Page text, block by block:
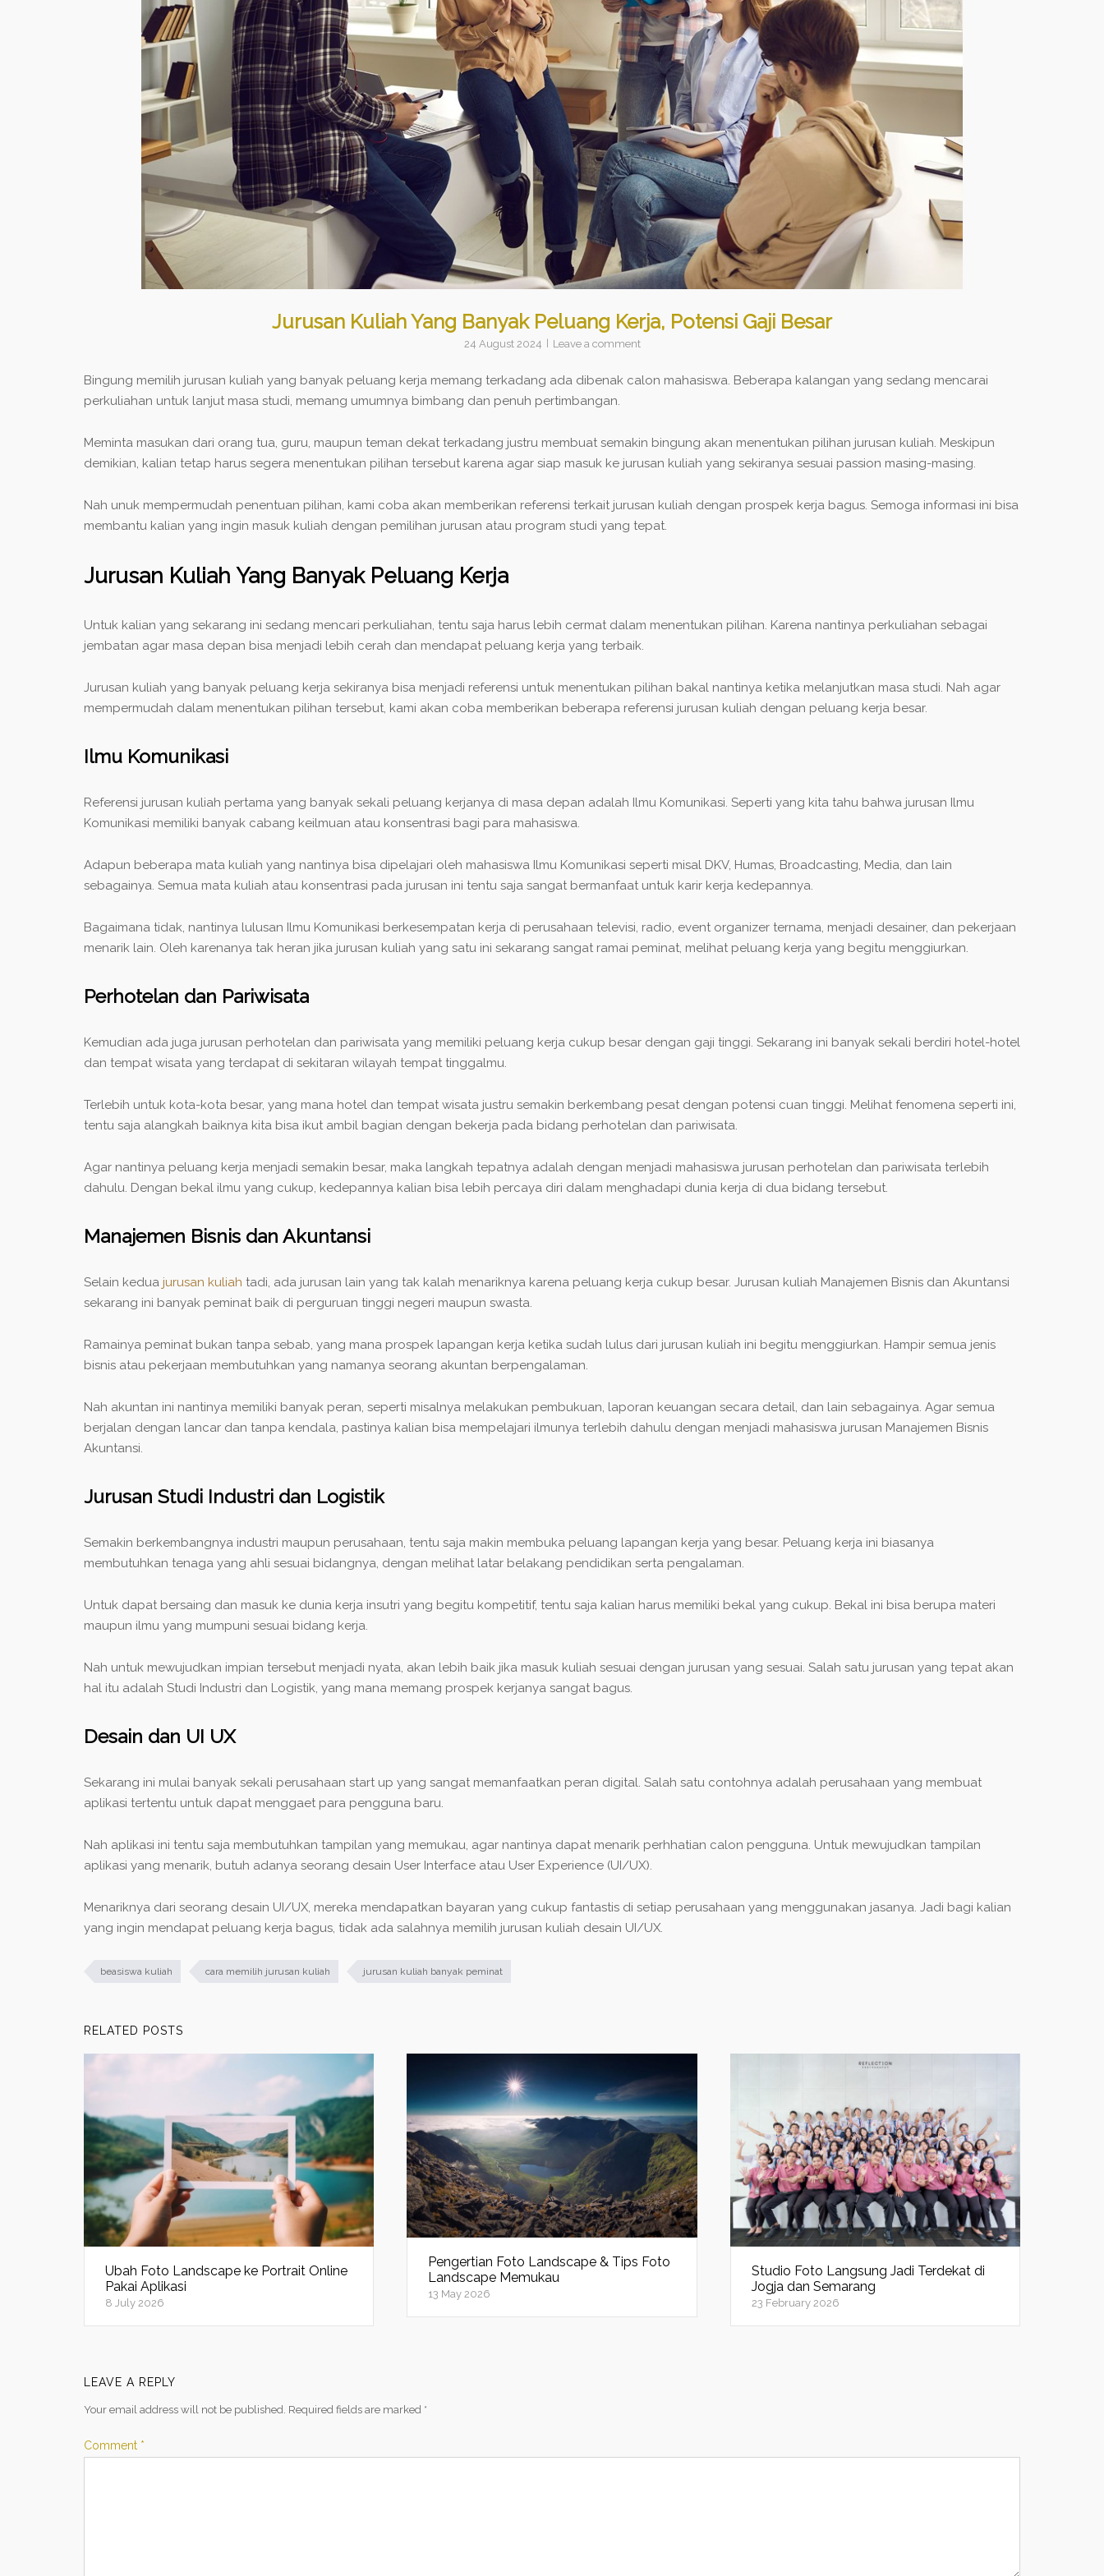
Jurusan Kuliah Yang Banyak Peluang Kerja, Potensi Gaji Besar
24 August 2024 Leave a comment
Bingung memilih jurusan kuliah yang banyak peluang kerja memang terkadang ada dibenak calon mahasiswa. Beberapa kalangan yang sedang mencarai
perkuliahan untuk lanjut masa studi, memang umumnya bimbang dan penuh pertimbangan.
Meminta masukan dari orang tua, guru, maupun teman dekat terkadang justru membuat semakin bingung akan menentukan pilihan jurusan kuliah. Meskipun
demikian, kalian tetap harus segera menentukan pilihan tersebut karena agar siap masuk ke jurusan kuliah yang sekiranya sesuai passion masing-masing.
Nah unuk mempermudah penentuan pilihan, kami coba akan memberikan referensi terkait jurusan kuliah dengan prospek kerja bagus. Semoga informasi ini bisa
membantu kalian yang ingin masuk kuliah dengan pemilihan jurusan atau program studi yang tepat.
Jurusan Kuliah Yang Banyak Peluang Kerja
Untuk kalian yang sekarang ini sedang mencari perkuliahan, tentu saja harus lebih cermat dalam menentukan pilihan. Karena nantinya perkuliahan sebagai
jembatan agar masa depan bisa menjadi lebih cerah dan mendapat peluang kerja yang terbaik.
Jurusan kuliah yang banyak peluang kerja sekiranya bisa menjadi referensi untuk menentukan pilihan bakal nantinya ketika melanjutkan masa studi. Nah agar
mempermudah dalam menentukan pilihan tersebut, kami akan coba memberikan beberapa referensi jurusan kuliah dengan peluang kerja besar.
Ilmu Komunikasi
Referensi jurusan kuliah pertama yang banyak sekali peluang kerjanya di masa depan adalah Ilmu Komunikasi. Seperti yang kita tahu bahwa jurusan Ilmu
Komunikasi memiliki banyak cabang keilmuan atau konsentrasi bagi para mahasiswa.
Adapun beberapa mata kuliah yang nantinya bisa dipelajari oleh mahasiswa Ilmu Komunikasi seperti misal DKV, Humas, Broadcasting, Media, dan lain
sebagainya. Semua mata kuliah atau konsentrasi pada jurusan ini tentu saja sangat bermanfaat untuk karir kerja kedepannya.
Bagaimana tidak, nantinya lulusan Ilmu Komunikasi berkesempatan kerja di perusahaan televisi, radio, event organizer ternama, menjadi desainer, dan pekerjaan
menarik lain. Oleh karenanya tak heran jika jurusan kuliah yang satu ini sekarang sangat ramai peminat, melihat peluang kerja yang begitu menggiurkan.
Perhotelan dan Pariwisata
Kemudian ada juga jurusan perhotelan dan pariwisata yang memiliki peluang kerja cukup besar dengan gaji tinggi. Sekarang ini banyak sekali berdiri hotel-hotel
dan tempat wisata yang terdapat di sekitaran wilayah tempat tinggalmu.
Terlebih untuk kota-kota besar, yang mana hotel dan tempat wisata justru semakin berkembang pesat dengan potensi cuan tinggi. Melihat fenomena seperti ini,
tentu saja alangkah baiknya kita bisa ikut ambil bagian dengan bekerja pada bidang perhotelan dan pariwisata.
Agar nantinya peluang kerja menjadi semakin besar, maka langkah tepatnya adalah dengan menjadi mahasiswa jurusan perhotelan dan pariwisata terlebih
dahulu. Dengan bekal ilmu yang cukup, kedepannya kalian bisa lebih percaya diri dalam menghadapi dunia kerja di dua bidang tersebut.
Manajemen Bisnis dan Akuntansi
Selain kedua jurusan kuliah tadi, ada jurusan lain yang tak kalah menariknya karena peluang kerja cukup besar. Jurusan kuliah Manajemen Bisnis dan Akuntansi
sekarang ini banyak peminat baik di perguruan tinggi negeri maupun swasta.
Ramainya peminat bukan tanpa sebab, yang mana prospek lapangan kerja ketika sudah lulus dari jurusan kuliah ini begitu menggiurkan. Hampir semua jenis
bisnis atau pekerjaan membutuhkan yang namanya seorang akuntan berpengalaman.
Nah akuntan ini nantinya memiliki banyak peran, seperti misalnya melakukan pembukuan, laporan keuangan secara detail, dan lain sebagainya. Agar semua
berjalan dengan lancar dan tanpa kendala, pastinya kalian bisa mempelajari ilmunya terlebih dahulu dengan menjadi mahasiswa jurusan Manajemen Bisnis
Akuntansi.
Jurusan Studi Industri dan Logistik
Semakin berkembangnya industri maupun perusahaan, tentu saja makin membuka peluang lapangan kerja yang besar. Peluang kerja ini biasanya
membutuhkan tenaga yang ahli sesuai bidangnya, dengan melihat latar belakang pendidikan serta pengalaman.
Untuk dapat bersaing dan masuk ke dunia kerja insutri yang begitu kompetitif, tentu saja kalian harus memiliki bekal yang cukup. Bekal ini bisa berupa materi
maupun ilmu yang mumpuni sesuai bidang kerja.
Nah untuk mewujudkan impian tersebut menjadi nyata, akan lebih baik jika masuk kuliah sesuai dengan jurusan yang sesuai. Salah satu jurusan yang tepat akan
hal itu adalah Studi Industri dan Logistik, yang mana memang prospek kerjanya sangat bagus.
Desain dan UI UX
Sekarang ini mulai banyak sekali perusahaan start up yang sangat memanfaatkan peran digital. Salah satu contohnya adalah perusahaan yang membuat
aplikasi tertentu untuk dapat menggaet para pengguna baru.
Nah aplikasi ini tentu saja membutuhkan tampilan yang memukau, agar nantinya dapat menarik perhhatian calon pengguna. Untuk mewujudkan tampilan
aplikasi yang menarik, butuh adanya seorang desain User Interface atau User Experience (UI/UX).
Menariknya dari seorang desain UI/UX, mereka mendapatkan bayaran yang cukup fantastis di setiap perusahaan yang menggunakan jasanya. Jadi bagi kalian
yang ingin mendapat peluang kerja bagus, tidak ada salahnya memilih jurusan kuliah desain UI/UX.
beasiswa kuliah cara memilih jurusan kuliah jurusan kuliah banyak peminat
RELATED POSTS
Ubah Foto Landscape ke Portrait Online
Pakai Aplikasi
8 July 2026
Pengertian Foto Landscape & Tips Foto
Landscape Memukau
13 May 2026
Studio Foto Langsung Jadi Terdekat di
Jogja dan Semarang
23 February 2026
LEAVE A REPLY
Your email address will not be published. Required fields are marked *
Comment *